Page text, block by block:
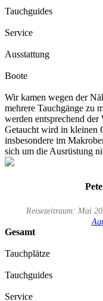
Tauchguides
Service
Ausstattung
Boote
Wir kamen wegen der
mehrere Tauchgänge zu
werden entsprechend der
Getaucht wird in kleinen
insbesondere im
sich um die Ausrüstung
Reisezeitraum: Mai
Gesamt
Tauchplätze
Tauchguides
Service